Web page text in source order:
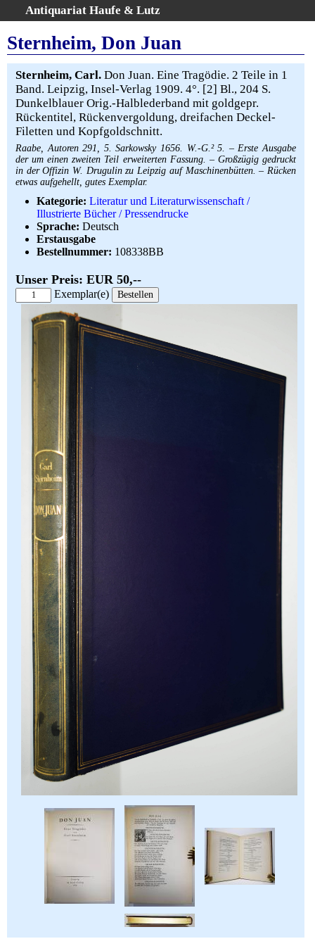
Antiquariat Haufe & Lutz
Home
Gesamtbestand
Erweiterte Suche
Kategorien
Schlagwörter
Warenkorb
AGB
Widerruf
Über uns
Aktuelle Kataloge
Kontakt
Links
Impressum
Sternheim, Don Juan
Sternheim, Carl. Don Juan. Eine Tragödie. 2 Teile in 1
Band. Leipzig, Insel-Verlag 1909. 4°. [2] Bl., 204 S.
Dunkelblauer Orig.-Halblederband mit goldgepr.
Rückentitel, Rückenvergoldung, dreifachen Deckel-
Filetten und Kopfgoldschnitt.
Raabe, Autoren 291, 5. Sarkowsky 1656. W.-G.² 5. – Erste Ausgabe
der um einen zweiten Teil erweiterten Fassung. – Großzügig gedruckt
in der Offizin W. Drugulin zu Leipzig auf Maschinenbütten. – Rücken
etwas aufgehellt, gutes Exemplar.
Kategorie: Literatur und Literaturwissenschaft /
Illustrierte Bücher / Pressendrucke
Sprache: Deutsch
Erstausgabe
Bestellnummer: 108338BB
Unser Preis: EUR 50,--
Exemplar(e)